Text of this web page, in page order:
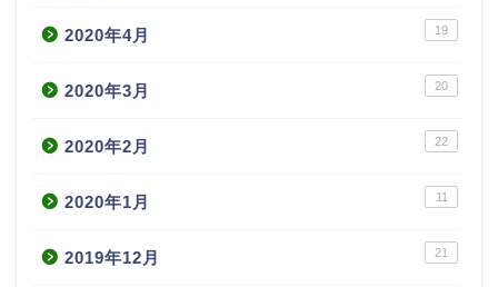
2020年4月 19
2020年3月 20
2020年2月 22
2020年1月 11
2019年12月 21